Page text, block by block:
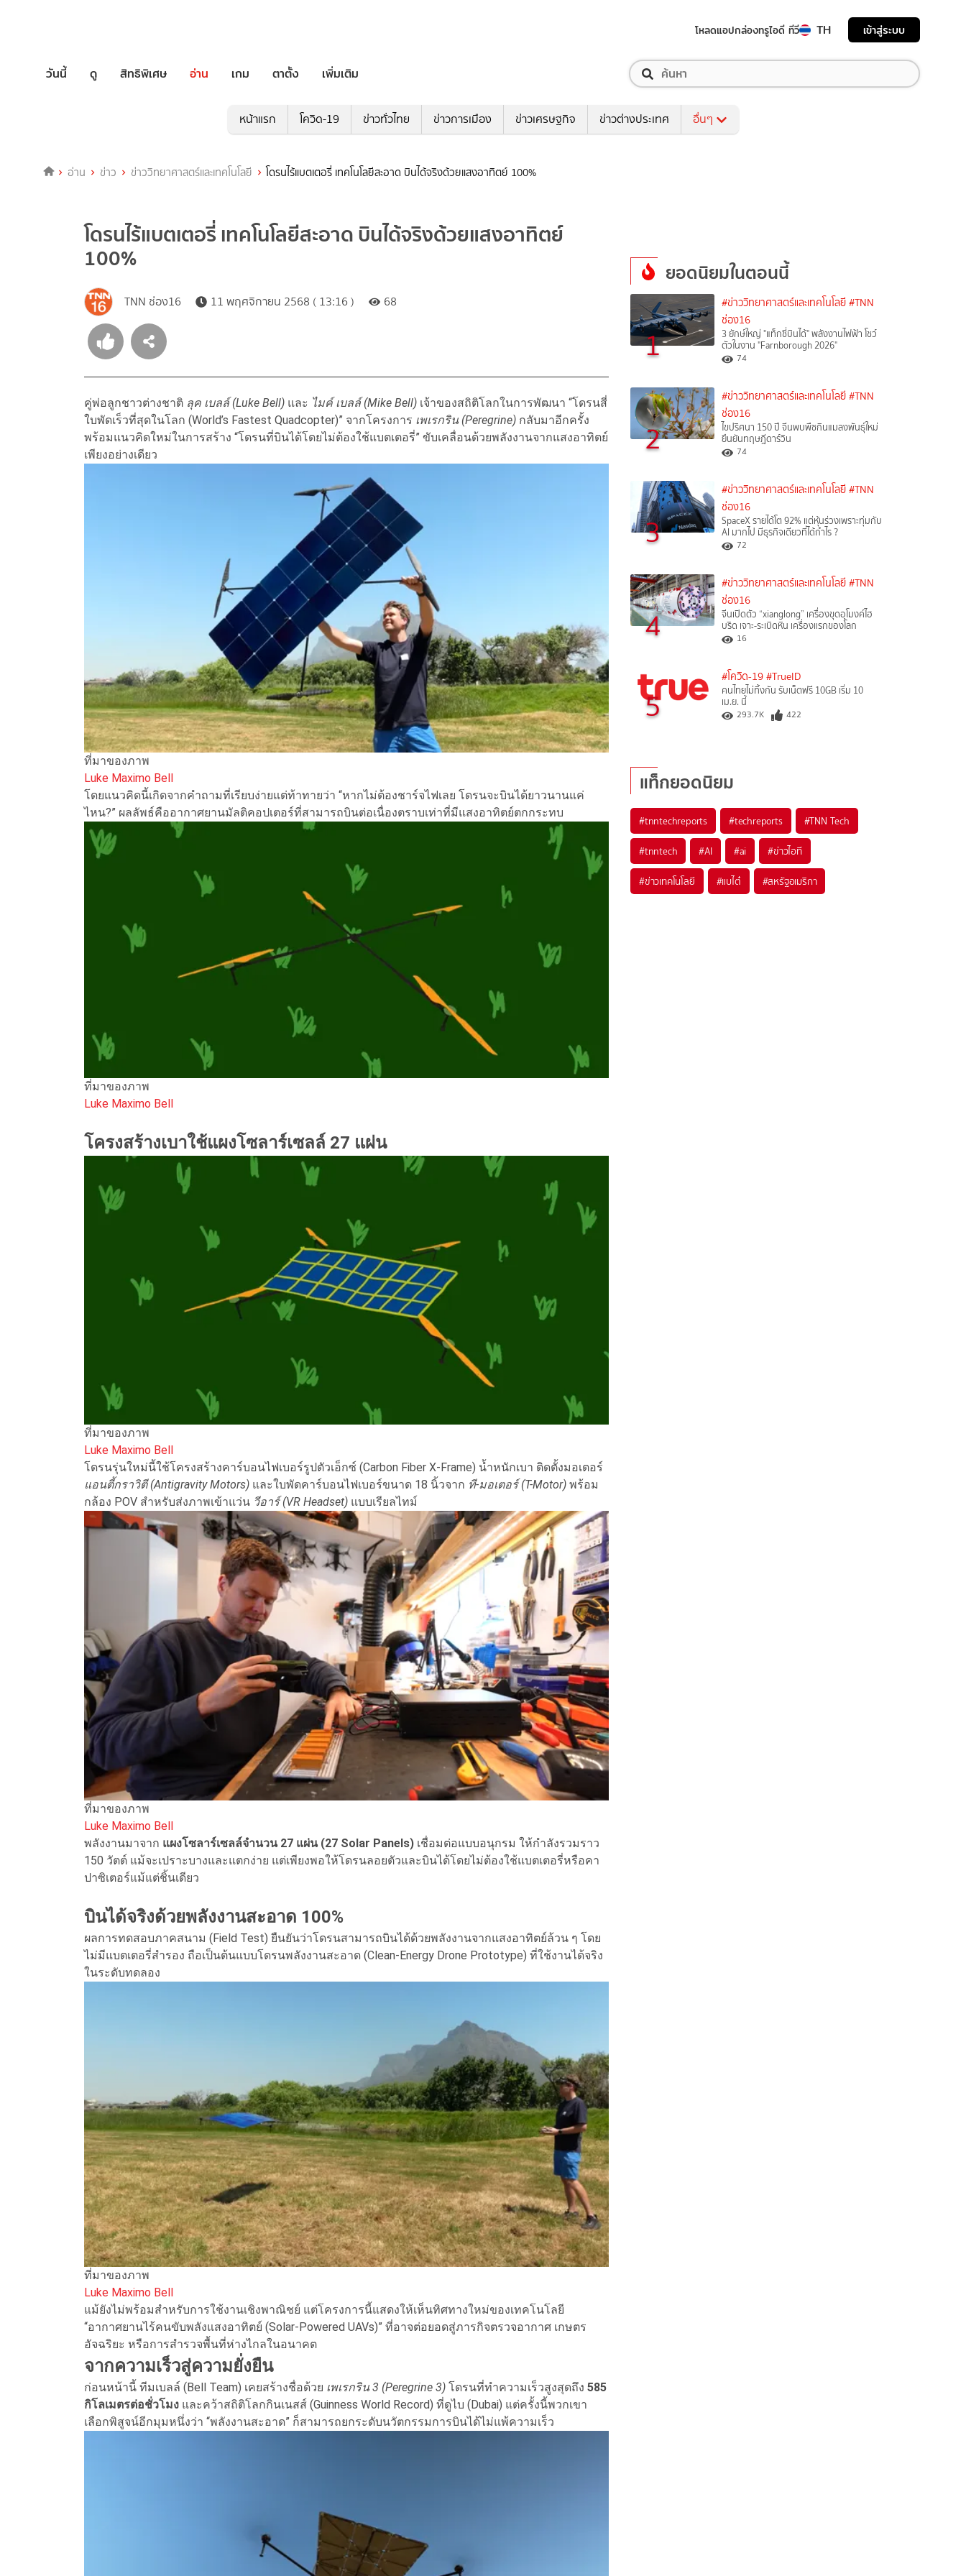
โหลดแอปกล่องทรูไอดี ทีวี TH เข้าสู่ระบบ
วันนี้ ดู สิทธิพิเศษ อ่าน เกม ตาตั้ง เพิ่มเติม
หน้าแรก โควิด-19 ข่าวทั่วไทย ข่าวการเมือง ข่าวเศรษฐกิจ ข่าวต่างประเทศ อื่นๆ
อ่าน ข่าว ข่าววิทยาศาสตร์และเทคโนโลยี โดรนไร้แบตเตอรี่ เทคโนโลยีสะอาด บินได้จริงด้วยแสงอาทิตย์ 100%
โดรนไร้แบตเตอรี่ เทคโนโลยีสะอาด บินได้จริงด้วยแสงอาทิตย์
100%
TNN ช่อง16 11 พฤศจิกายน 2568 ( 13:16 ) 68
คู่พ่อลูกชาวต่างชาติ ลุค เบลล์ (Luke Bell) และ ไมค์ เบลล์ (Mike Bell) เจ้าของสถิติโลกในการพัฒนา “โดรนสี่
ใบพัดเร็วที่สุดในโลก (World’s Fastest Quadcopter)” จากโครงการ เพเรกริน (Peregrine) กลับมาอีกครั้ง
พร้อมแนวคิดใหม่ในการสร้าง “โดรนที่บินได้โดยไม่ต้องใช้แบตเตอรี่” ขับเคลื่อนด้วยพลังงานจากแสงอาทิตย์
เพียงอย่างเดียว
ที่มาของภาพ
Luke Maximo Bell
โดยแนวคิดนี้เกิดจากคำถามที่เรียบง่ายแต่ท้าทายว่า “หากไม่ต้องชาร์จไฟเลย โดรนจะบินได้ยาวนานแค่
ไหน?” ผลลัพธ์คืออากาศยานมัลติคอปเตอร์ที่สามารถบินต่อเนื่องตราบเท่าที่มีแสงอาทิตย์ตกกระทบ
ที่มาของภาพ
Luke Maximo Bell
โครงสร้างเบาใช้แผงโซลาร์เซลล์ 27 แผ่น
ที่มาของภาพ
Luke Maximo Bell
โดรนรุ่นใหม่นี้ใช้โครงสร้างคาร์บอนไฟเบอร์รูปตัวเอ็กซ์ (Carbon Fiber X-Frame) น้ำหนักเบา ติดตั้งมอเตอร์
แอนตี้กราวิตี (Antigravity Motors) และใบพัดคาร์บอนไฟเบอร์ขนาด 18 นิ้วจาก ที-มอเตอร์ (T-Motor) พร้อม
กล้อง POV สำหรับส่งภาพเข้าแว่น วีอาร์ (VR Headset) แบบเรียลไทม์
ที่มาของภาพ
Luke Maximo Bell
พลังงานมาจาก แผงโซลาร์เซลล์จำนวน 27 แผ่น (27 Solar Panels) เชื่อมต่อแบบอนุกรม ให้กำลังรวมราว
150 วัตต์ แม้จะเปราะบางและแตกง่าย แต่เพียงพอให้โดรนลอยตัวและบินได้โดยไม่ต้องใช้แบตเตอรี่หรือคา
ปาซิเตอร์แม้แต่ชิ้นเดียว
บินได้จริงด้วยพลังงานสะอาด 100%
ผลการทดสอบภาคสนาม (Field Test) ยืนยันว่าโดรนสามารถบินได้ด้วยพลังงานจากแสงอาทิตย์ล้วน ๆ โดย
ไม่มีแบตเตอรี่สำรอง ถือเป็นต้นแบบโดรนพลังงานสะอาด (Clean-Energy Drone Prototype) ที่ใช้งานได้จริง
ในระดับทดลอง
ที่มาของภาพ
Luke Maximo Bell
แม้ยังไม่พร้อมสำหรับการใช้งานเชิงพาณิชย์ แต่โครงการนี้แสดงให้เห็นทิศทางใหม่ของเทคโนโลยี
“อากาศยานไร้คนขับพลังแสงอาทิตย์ (Solar-Powered UAVs)” ที่อาจต่อยอดสู่ภารกิจตรวจอากาศ เกษตร
อัจฉริยะ หรือการสำรวจพื้นที่ห่างไกลในอนาคต
จากความเร็วสู่ความยั่งยืน
ก่อนหน้านี้ ทีมเบลล์ (Bell Team) เคยสร้างชื่อด้วย เพเรกริน 3 (Peregrine 3) โดรนที่ทำความเร็วสูงสุดถึง 585
กิโลเมตรต่อชั่วโมง และคว้าสถิติโลกกินเนสส์ (Guinness World Record) ที่ดูไบ (Dubai) แต่ครั้งนี้พวกเขา
เลือกพิสูจน์อีกมุมหนึ่งว่า “พลังงานสะอาด” ก็สามารถยกระดับนวัตกรรมการบินได้ไม่แพ้ความเร็ว
ยอดนิยมในตอนนี้
1
#ข่าววิทยาศาสตร์และเทคโนโลยี #TNN
ช่อง16
3 ยักษ์ใหญ่ "แท็กซี่บินได้" พลังงานไฟฟ้า โชว์
ตัวในงาน "Farnborough 2026"
74
2
#ข่าววิทยาศาสตร์และเทคโนโลยี #TNN
ช่อง16
ไขปริศนา 150 ปี จีนพบพืชกินแมลงพันธุ์ใหม่
ยืนยันทฤษฎีดาร์วิน
74
3
#ข่าววิทยาศาสตร์และเทคโนโลยี #TNN
ช่อง16
SpaceX รายได้โต 92% แต่หุ้นร่วงเพราะทุ่มกับ
AI มากไป มีธุรกิจเดียวที่ได้กำไร ?
72
4
#ข่าววิทยาศาสตร์และเทคโนโลยี #TNN
ช่อง16
จีนเปิดตัว “xianglong” เครื่องขุดอุโมงค์ไฮ
บริด เจาะ-ระเบิดหิน เครื่องแรกของโลก
16
5
#โควิด-19 #TrueID
คนไทยไม่ทิ้งกัน รับเน็ตฟรี 10GB เริ่ม 10
เม.ย. นี้
293.7K 422
แท็กยอดนิยม
#tnntechreports #techreports #TNN Tech
#tnntech #AI #ai #ข่าวไอที
#ข่าวเทคโนโลยี #แบไต๋ #สหรัฐอเมริกา